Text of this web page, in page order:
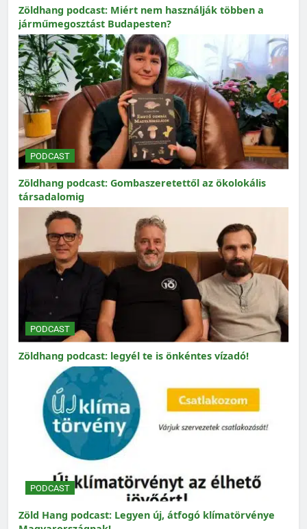
Zöldhang podcast: Miért nem használják többen a
járműmegosztást Budapesten?
PODCAST
Zöldhang podcast: Gombaszeretettől az ökolokális
társadalomig
PODCAST
Zöldhang podcast: legyél te is önkéntes vízadó!
PODCAST
Zöld Hang podcast: Legyen új, átfogó klímatörvénye